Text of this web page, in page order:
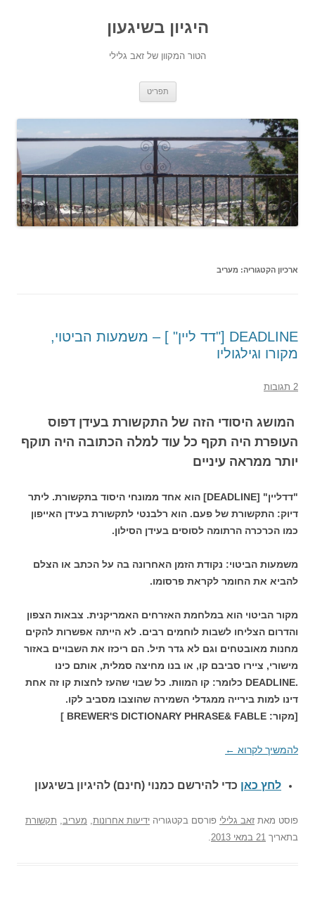
היגיון בשיגעון
הטור המקוון של זאב גלילי
תפריט
ארכיון הקטגוריה: מעריב
DEADLINE ["דד ליין" ] – משמעות הביטוי,
מקורו וגילגוליו
2 תגובות
המושג היסודי הזה של התקשורת בעידן דפוס
העופרת היה תקף כל עוד למלה הכתובה היה תוקף
יותר ממראה עיניים
"דדליין" [DEADLINE] הוא אחד ממונחי היסוד בתקשורת. ליתר
דיוק: התקשורת של פעם. הוא רלבנטי לתקשורת בעידן האייפון
כמו הכרכרה הרתומה לסוסים בעידן הסילון.
משמעות הביטוי: נקודת הזמן האחרונה בה על הכתב או הצלם
להביא את החומר לקראת פרסומו.
מקור הביטוי הוא במלחמת האזרחים האמריקנית. צבאות הצפון
והדרום הצליחו לשבות לוחמים רבים. לא הייתה אפשרות להקים
מחנות מאובטחים וגם לא גדר תיל. הם ריכזו את השבויים באזור
מישורי, ציירו סביבם קו, או בנו מחיצה סמלית, אותם כינו
.DEADLINE כלומר: קו המוות. כל שבוי שהעז לחצות קו זה אחת
דינו למות בירייה ממגדלי השמירה שהוצבו מסביב לקו.
[מקור: BREWER'S DICTIONARY PHRASE& FABLE ]
להמשיך לקרוא ←
לחץ כאן כדי להירשם כמנוי (חינם) להיגיון בשיגעון
פוסט מאת זאב גלילי פורסם בקטגוריה ידיעות אחרונות מעריב תקשורת
בתאריך 21 במאי 2013